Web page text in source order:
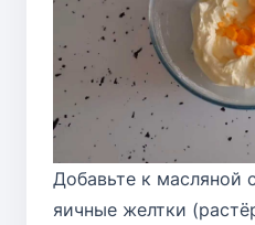
Добавьте к масляной
яичные желтки